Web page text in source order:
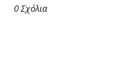
0 Σχόλια